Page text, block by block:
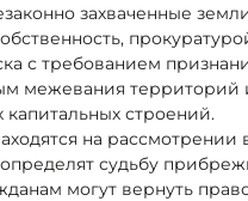
захваченные
с требованием
межевания территорий
строений.
на рассмотрении
судьбу
могут вернуть